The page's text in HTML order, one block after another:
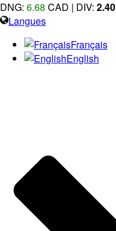
DNG: 6.68 CAD | DIV: 2.40
Langues
Français
English